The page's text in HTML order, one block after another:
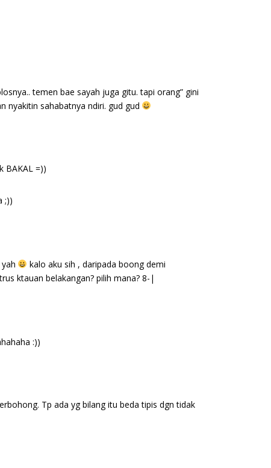
temen bae sayah juga gitu. tapi orang” gini
nyakitin sahabatnya ndiri. gud gud
BAKAL =))
;))
kalo aku sih , daripada boong demi
ktauan belakangan? pilih mana? 8-|
:))
Tp ada yg bilang itu beda tipis dgn tidak